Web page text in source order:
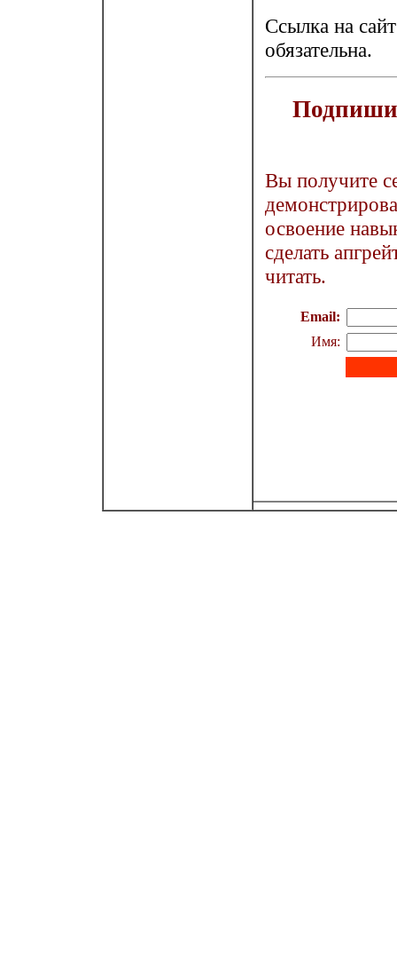
Ссылка на
обязательна.
Вы получите
освоение
сделать
читать.
Email:
Имя: